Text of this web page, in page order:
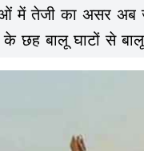
में तेजी का असर अब
के छह बालू घाटों से
की अनुमति मिलने